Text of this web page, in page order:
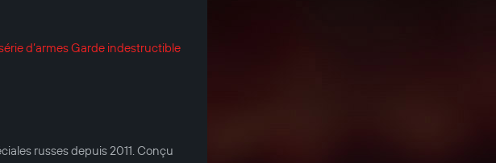
d’armes Garde indestructible
russes depuis 2011. Conçu